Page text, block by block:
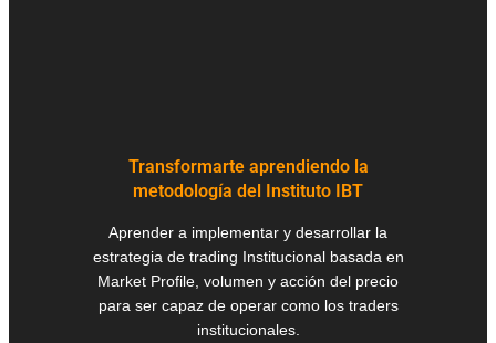
Transformarte aprendiendo la
metodología del Instituto IBT
Aprender a implementar y desarrollar la
estrategia de trading Institucional basada en
Market Profile, volumen y acción del precio
para ser capaz de operar como los traders
institucionales.